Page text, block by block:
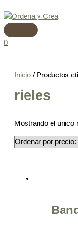
al
contenido
0
Inicio / Productos
rieles
Mostrando el único